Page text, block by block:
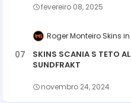
fevereiro 08, 2025
Roger Monteiro Skins
SKINS SCANIA S TETO
SUNDFRAKT
novembro 24, 2024